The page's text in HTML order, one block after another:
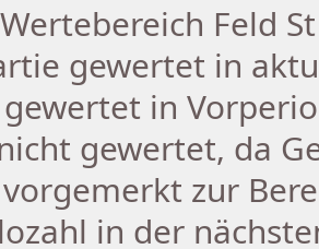
Wertebereich Feld
gewertet in
in
gewertet, da
vorgemerkt zur
in der